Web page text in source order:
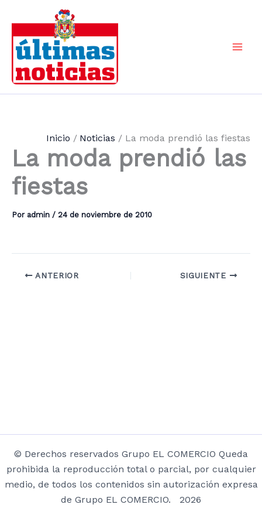
contenido
Inicio Noticias La moda prendió las fiestas
La moda prendió las
fiestas
Por admin / 24 de noviembre de 2010
ANTERIOR SIGUIENTE
© Derechos reservados Grupo EL COMERCIO Queda
prohibida la reproducción total o parcial, por cualquier
medio, de todos los contenidos sin autorización expresa
de Grupo EL COMERCIO. 2026